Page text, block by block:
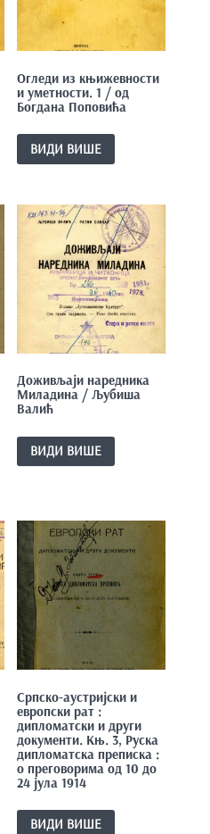
Огледи из књижевности
и уметности. 1 / од
Богдана Поповића
ВИДИ ВИШЕ
Доживљаји наредника
Миладина / Љубиша
Валић
ВИДИ ВИШЕ
Српско-аустријски и
европски рат :
дипломатски и други
документи. Књ. 3, Руска
дипломатска преписка :
о преговорима од 10 до
24 јула 1914
ВИДИ ВИШЕ